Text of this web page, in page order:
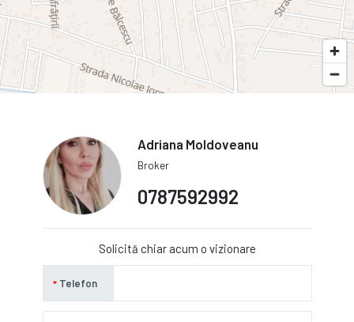
Adriana Moldoveanu
Broker
0787592992
Solicită chiar acum o vizionare
Telefon